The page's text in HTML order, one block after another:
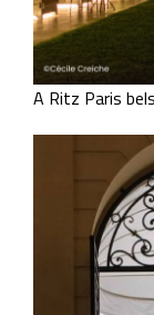
A Ritz Paris